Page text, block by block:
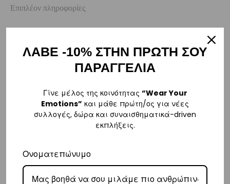
Επιπλέον πληροφορίες
ΑΠΟΣΤΟΛΗ
Η παραγγελία σας θα αποσταλεί την πρώτη εργάσιμη ημέρα μετά την
αγορά σας. M: (+30)
6984526595| Email:
ΠΑΡΑΔΟΣΗ
ΛΑΒΕ -10% ΣΤΗΝ ΠΡΩΤΗ ΣΟΥ
ΠΑΡΑΓΓΕΛΙΑ
Γίνε μέλος της κοινότητας “Wear Your
Emotions” και μάθε πρώτη/ος για νέες
συλλογές, δώρα και συναισθηματικά-driven
εκπλήξεις.
Ονοματεπώνυμο